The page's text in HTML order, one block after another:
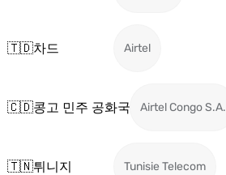
🇹🇩차드 Airtel
🇨🇩콩고 민주 공화국 Airtel Congo S.A.
🇹🇳튀니지 Tunisie Telecom